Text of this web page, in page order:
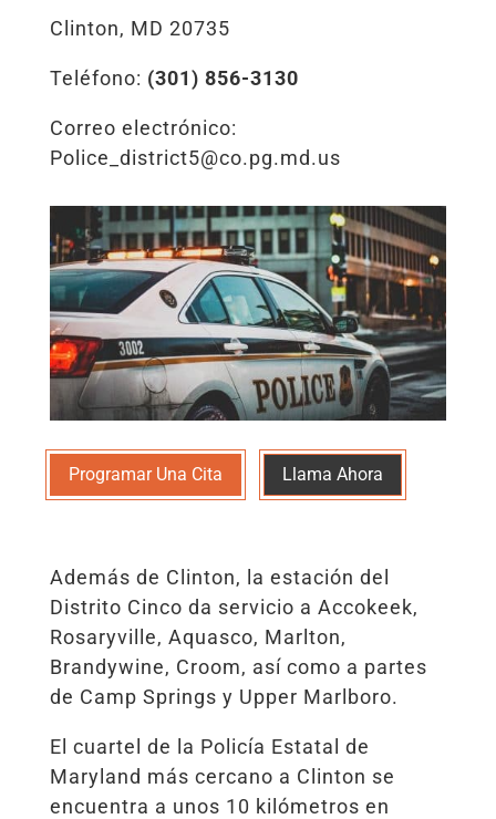
Clinton, MD 20735
Teléfono: (301) 856-3130
Correo electrónico:
Police_district5@co.pg.md.us
Programar Una Cita Llama Ahora
Además de Clinton, la estación del
Distrito Cinco da servicio a Accokeek,
Rosaryville, Aquasco, Marlton,
Brandywine, Croom, así como a partes
de Camp Springs y Upper Marlboro.
El cuartel de la Policía Estatal de
Maryland más cercano a Clinton se
encuentra a unos 10 kilómetros en